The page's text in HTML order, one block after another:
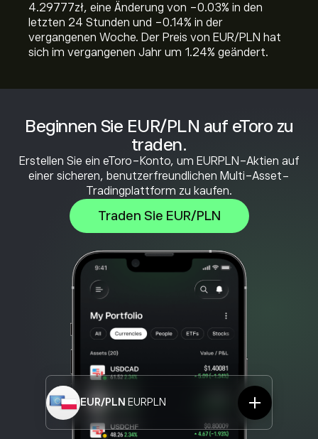
Beginnen Sie EUR/PLN auf eToro zu
traden.
Erstellen Sie ein eToro-Konto, um EURPLN-Aktien auf
einer sicheren, benutzerfreundlichen Multi-Asset-
Tradingplattform zu kaufen.
Traden Sie EUR/PLN
EUR/PLN EURPLN
4.29777‎zł‎, eine Änderung von ‎-0.03‎% in den
letzten 24 Stunden und ‎-0.14‎% in der
vergangenen Woche. Der Preis von EUR/PLN hat
sich im vergangenen Jahr um ‎1.24‎% geändert.